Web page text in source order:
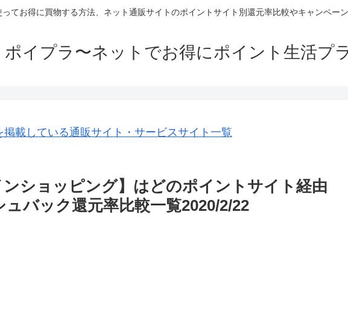
てお得に買物する方法、ネット通販サイトのポイントサイト別還元率比較やキャンペー
ポイプラ〜ネットでお得にポイント生活プ
掲載している通販サイト・サービスサイト一覧
ンショッピング】はどのポイントサイト経由
バック還元率比較一覧2020/2/22